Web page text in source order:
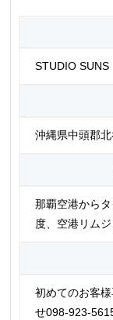
STUDIO SUNS
沖縄県中頭郡
那覇空港から
度、空港リム
初めてのお客
せ098-923-